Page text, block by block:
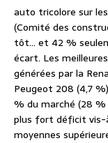
auto tricolore sur
(Comité des
tôt… et 42 %
écart. Les
générées par la
Peugeot 208 (4,7
% du marché (28
plus fort déficit vis-
moyennes